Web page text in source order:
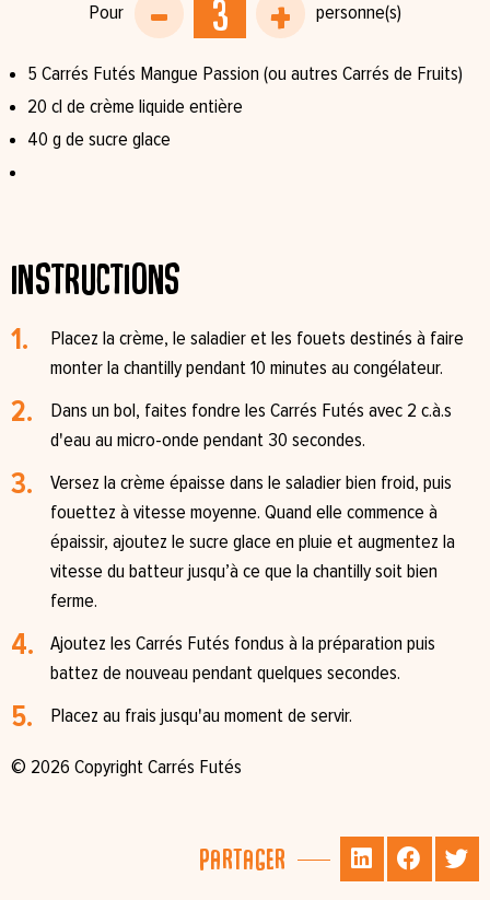
5 Carrés Futés Mangue Passion (ou autres Carrés de Fruits)⁠
20 cl de crème liquide entière ⁠
40 g de sucre glace⁠
Instructions
Placez la crème, le saladier et les fouets destinés à faire
monter la chantilly pendant 10 minutes au congélateur. ⁠
Dans un bol, faites fondre les Carrés Futés avec 2 c.à.s
d'eau au micro-onde pendant 30 secondes.⁠
Versez la crème épaisse dans le saladier bien froid, puis
fouettez à vitesse moyenne. Quand elle commence à
épaissir, ajoutez le sucre glace en pluie et augmentez la
vitesse du batteur jusqu’à ce que la chantilly soit bien
ferme.⁠
Ajoutez les Carrés Futés fondus à la préparation puis
battez de nouveau pendant quelques secondes.⁠
Placez au frais jusqu'au moment de servir. ⁠
© 2026 Copyright Carrés Futés
Partager